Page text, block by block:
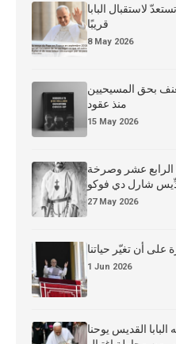
لاستقبال البابا
قريبًا
8 May 2026
بحق المسيحيين
منذ عقود
15 May 2026
الرابع عشر وصرخة
شارل دي فوكو
27 May 2026
على أن تغيّر حياتنا
1 Jun 2026
البابا القديس يوحنا